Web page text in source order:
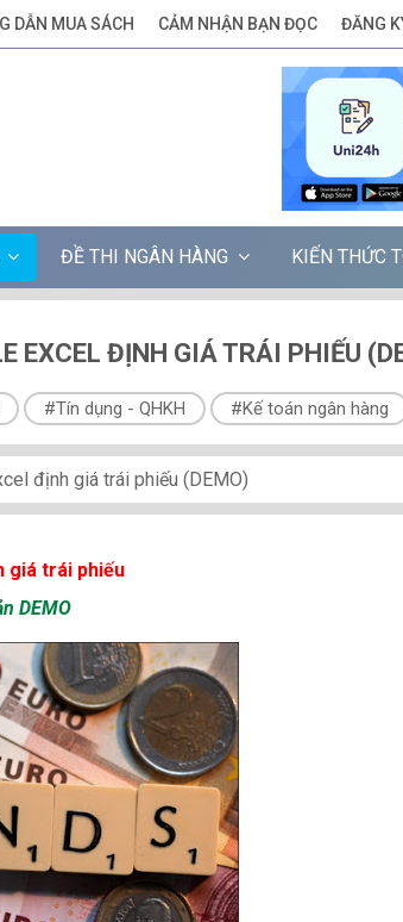
DẪN MUA SÁCH CẢM NHẬN BẠN ĐỌC ĐĂNG
ĐỀ THI NGÂN HÀNG KIẾN THỨC
EXCEL ĐỊNH GIÁ TRÁI PHIẾU
#Tín dụng - QHKH #Kế toán ngân hàng
định giá trái phiếu (DEMO)
giá trái phiếu
DEMO